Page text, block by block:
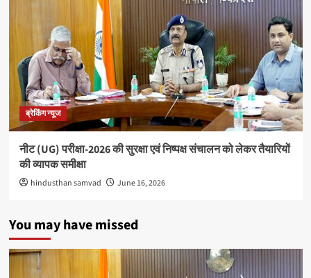
700
अरब
डॉलर
के
पार
पहुंचा
ब्रेकिंग न्यूज
नीट (UG) परीक्षा-2026 की सुरक्षा एवं निष्पक्ष संचालन को लेकर तैयारियों
की व्यापक समीक्षा
hindusthan samvad June 16, 2026
You may have missed